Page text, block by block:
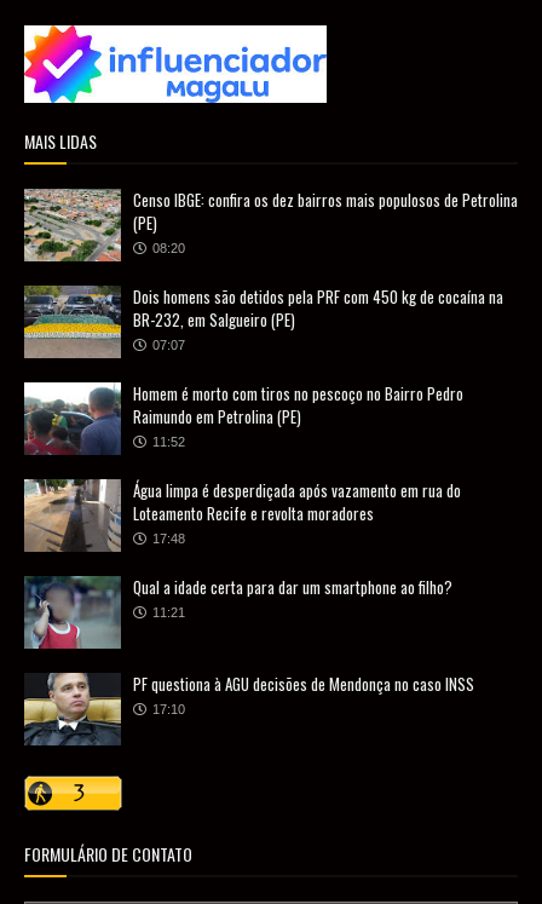
MAIS LIDAS
Censo IBGE: confira os dez bairros mais populosos de Petrolina
(PE)
08:20
Dois homens são detidos pela PRF com 450 kg de cocaína na
BR-232, em Salgueiro (PE)
07:07
Homem é morto com tiros no pescoço no Bairro Pedro
Raimundo em Petrolina (PE)
11:52
Água limpa é desperdiçada após vazamento em rua do
Loteamento Recife e revolta moradores
17:48
Qual a idade certa para dar um smartphone ao filho?
11:21
PF questiona à AGU decisões de Mendonça no caso INSS
17:10
FORMULÁRIO DE CONTATO